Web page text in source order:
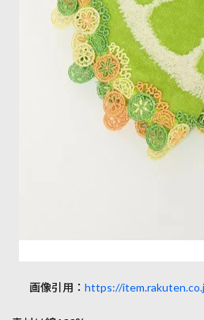
画像引用： https://